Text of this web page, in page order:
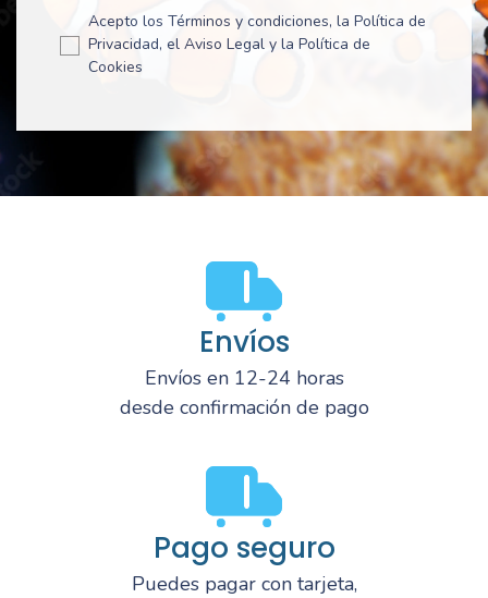
Acepto los Términos y condiciones, la Política de
Privacidad, el Aviso Legal y la Política de
Cookies
Envíos
Envíos en 12-24 horas
desde confirmación de pago
Pago seguro
Puedes pagar con tarjeta,